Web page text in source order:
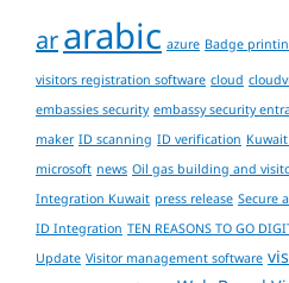
ararabicazureBadge
visitors registration softwarecloud
embassies securityembassy security
makerID scanning ID verification
microsoftnewsOil gas building and
Integration Kuwaitpress releaseSecure
ID IntegrationTEN REASONS TO GO
UpdateVisitor management software